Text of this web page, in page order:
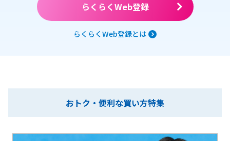
らくらくWeb登録
らくらくWeb登録とは
おトク・便利な買い方特集